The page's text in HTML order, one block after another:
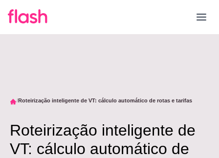
Roteirização inteligente de VT: cálculo automático de rotas e tarifas
Roteirização inteligente de
VT: cálculo automático de